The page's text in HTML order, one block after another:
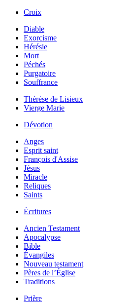
Croix
Diable
Exorcisme
Hérésie
Mort
Péchés
Purgatoire
Souffrance
Thérèse de Lisieux
Vierge Marie
Dévotion
Anges
Esprit saint
François d'Assise
Jésus
Miracle
Reliques
Saints
Écritures
Ancien Testament
Apocalypse
Bible
Évangiles
Nouveau testament
Pères de l’Église
Traditions
Prière